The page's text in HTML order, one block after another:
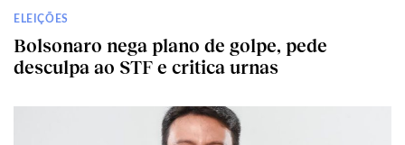
ELEIÇÕES
Bolsonaro nega plano de golpe, pede
desculpa ao STF e critica urnas